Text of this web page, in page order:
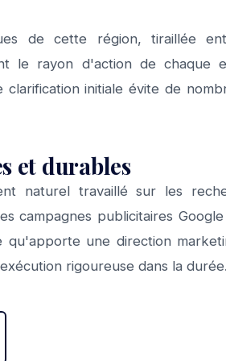
de cette région, tiraillée
le rayon d'action de chaque
initiale évite de
et durables
naturel travaillé sur les
campagnes publicitaires
une direction
rigoureuse dans la durée.